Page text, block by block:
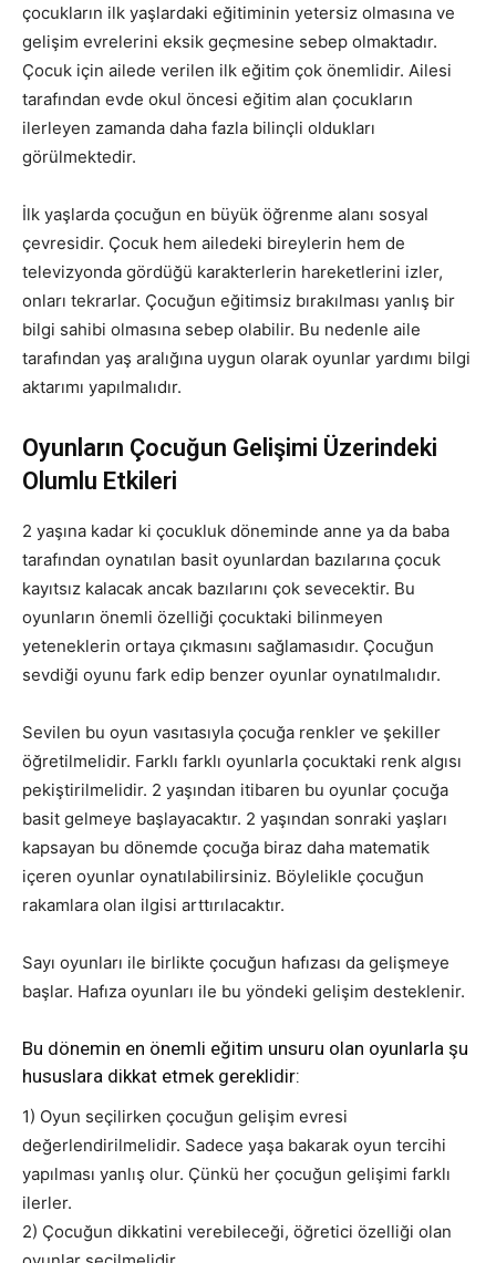
çocukların ilk yaşlardaki eğitiminin yetersiz olmasına ve
gelişim evrelerini eksik geçmesine sebep olmaktadır.
Çocuk için ailede verilen ilk eğitim çok önemlidir. Ailesi
tarafından evde okul öncesi eğitim alan çocukların
ilerleyen zamanda daha fazla bilinçli oldukları
görülmektedir.
İlk yaşlarda çocuğun en büyük öğrenme alanı sosyal
çevresidir. Çocuk hem ailedeki bireylerin hem de
televizyonda gördüğü karakterlerin hareketlerini izler,
onları tekrarlar. Çocuğun eğitimsiz bırakılması yanlış bir
bilgi sahibi olmasına sebep olabilir. Bu nedenle aile
tarafından yaş aralığına uygun olarak oyunlar yardımı bilgi
aktarımı yapılmalıdır.
Oyunların Çocuğun Gelişimi Üzerindeki
Olumlu Etkileri
2 yaşına kadar ki çocukluk döneminde anne ya da baba
tarafından oynatılan basit oyunlardan bazılarına çocuk
kayıtsız kalacak ancak bazılarını çok sevecektir. Bu
oyunların önemli özelliği çocuktaki bilinmeyen
yeteneklerin ortaya çıkmasını sağlamasıdır. Çocuğun
sevdiği oyunu fark edip benzer oyunlar oynatılmalıdır.
Sevilen bu oyun vasıtasıyla çocuğa renkler ve şekiller
öğretilmelidir. Farklı farklı oyunlarla çocuktaki renk algısı
pekiştirilmelidir. 2 yaşından itibaren bu oyunlar çocuğa
basit gelmeye başlayacaktır. 2 yaşından sonraki yaşları
kapsayan bu dönemde çocuğa biraz daha matematik
içeren oyunlar oynatılabilirsiniz. Böylelikle çocuğun
rakamlara olan ilgisi arttırılacaktır.
Sayı oyunları ile birlikte çocuğun hafızası da gelişmeye
başlar. Hafıza oyunları ile bu yöndeki gelişim desteklenir.
Bu dönemin en önemli eğitim unsuru olan oyunlarla şu
hususlara dikkat etmek gereklidir:
1) Oyun seçilirken çocuğun gelişim evresi
değerlendirilmelidir. Sadece yaşa bakarak oyun tercihi
yapılması yanlış olur. Çünkü her çocuğun gelişimi farklı
ilerler.
2) Çocuğun dikkatini verebileceği, öğretici özelliği olan